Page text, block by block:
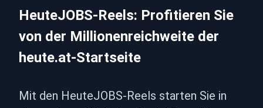
HeuteJOBS-Reels: Profitieren Sie
von der Millionenreichweite der
heute.at-Startseite
Mit den HeuteJOBS-Reels starten Sie in